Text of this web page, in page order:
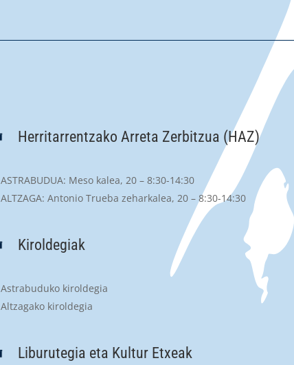
Herritarrentzako Arreta Zerbitzua (HAZ)
ASTRABUDUA: Meso kalea, 20 – 8:30-14:30
ALTZAGA: Antonio Trueba zeharkalea, 20 – 8:30-14:30
Kiroldegiak
Astrabuduko kiroldegia
Altzagako kiroldegia
Liburutegia eta Kultur Etxeak